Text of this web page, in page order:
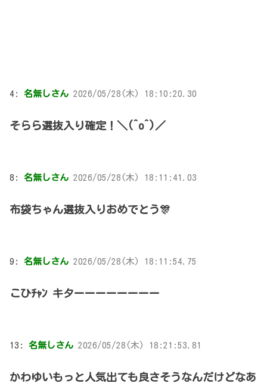
4: 名無しさん 2026/05/28(木) 18:10:20.30
そらら選抜入り確定！＼(^o^)／
8: 名無しさん 2026/05/28(木) 18:11:41.03
布袋ちゃん選抜入りおめでとう🎊
9: 名無しさん 2026/05/28(木) 18:11:54.75
こひﾁｬﾝ キターーーーーーーー
13: 名無しさん 2026/05/28(木) 18:21:53.81
かわゆいもっと人気出ても良さそうなんだけどなあ